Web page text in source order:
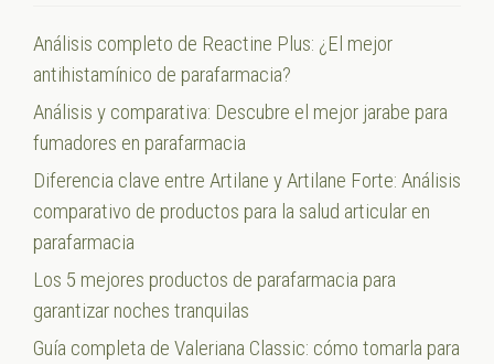
Análisis completo de Reactine Plus: ¿El mejor
antihistamínico de parafarmacia?
Análisis y comparativa: Descubre el mejor jarabe para
fumadores en parafarmacia
Diferencia clave entre Artilane y Artilane Forte: Análisis
comparativo de productos para la salud articular en
parafarmacia
Los 5 mejores productos de parafarmacia para
garantizar noches tranquilas
Guía completa de Valeriana Classic: cómo tomarla para